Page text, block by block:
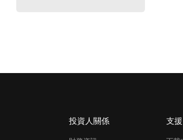
投資人關係 支援